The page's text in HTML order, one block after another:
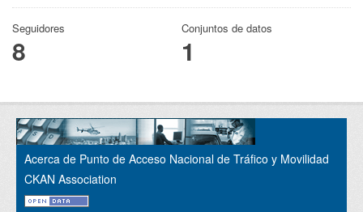
Seguidores
8
Conjuntos de datos
1
Acerca de Punto de Acceso Nacional de Tráfico y Movilidad
CKAN Association